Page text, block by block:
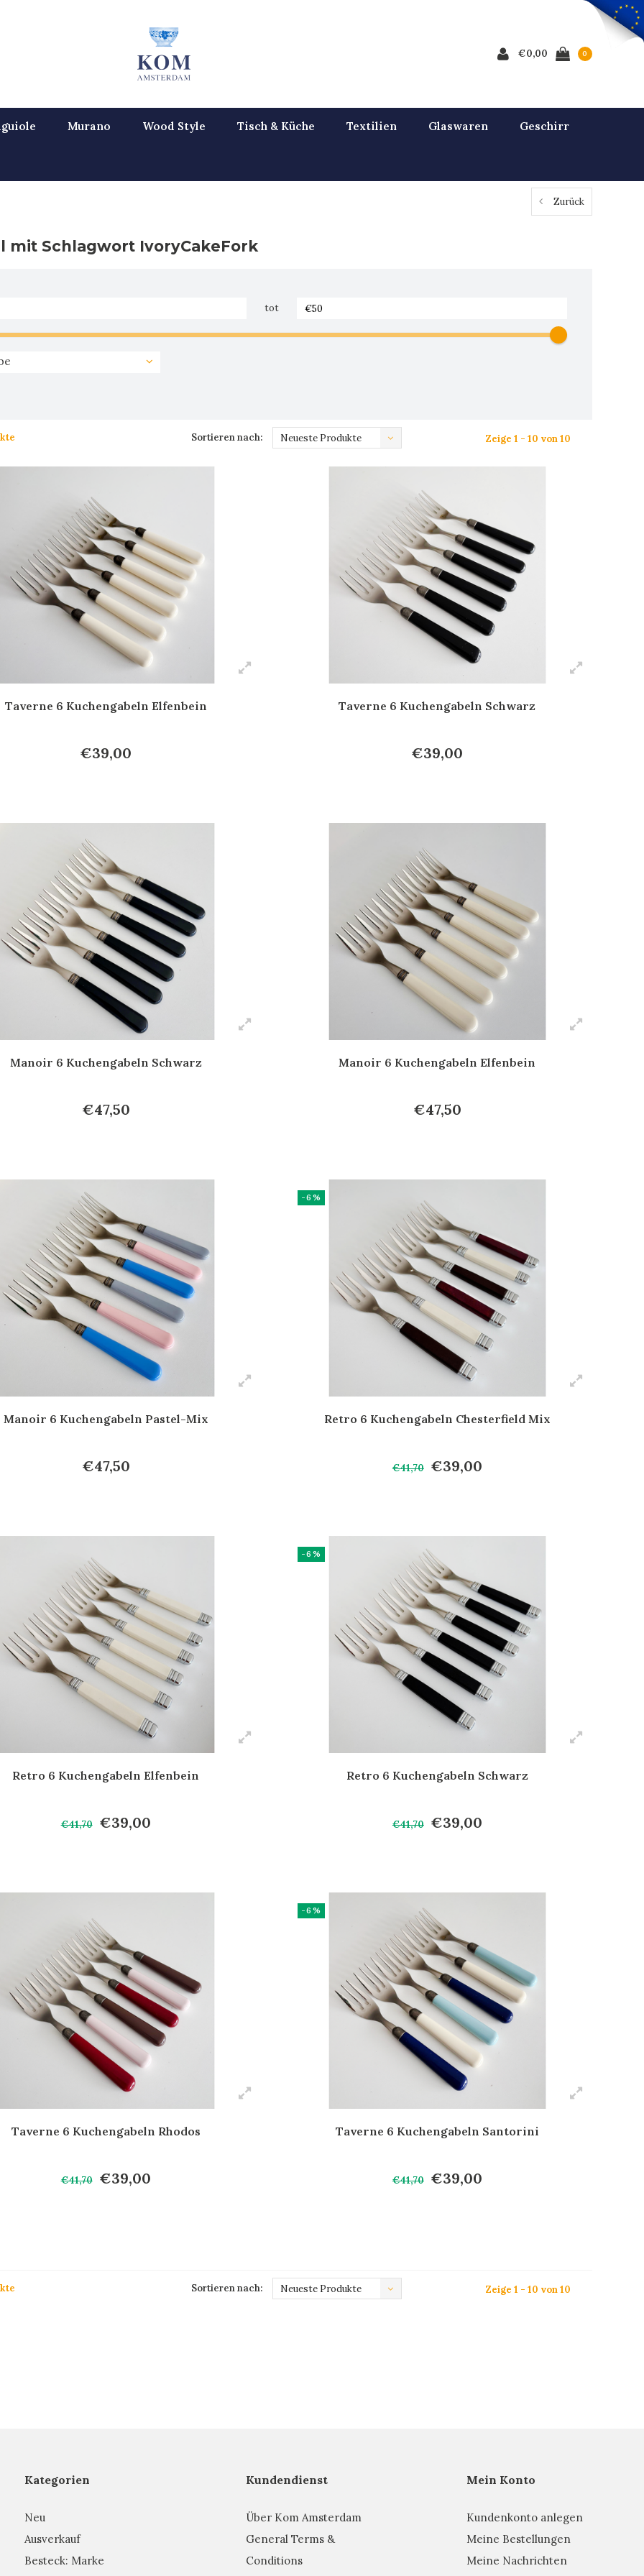
€0,00 0
Murano Wood Style Tisch & Küche Textilien Glaswaren Geschirr
Zurück
mit Schlagwort IvoryCakeFork
tot
Sortieren nach: Neueste Produkte Zeige 1 - 10 von 10
Taverne 6 Kuchengabeln Elfenbein
€39,00
Taverne 6 Kuchengabeln Schwarz
€39,00
Manoir 6 Kuchengabeln Schwarz
€47,50
Manoir 6 Kuchengabeln Elfenbein
€47,50
Manoir 6 Kuchengabeln Pastel-Mix
€47,50
-6%
Retro 6 Kuchengabeln Chesterfield Mix
€41,70 €39,00
Retro 6 Kuchengabeln Elfenbein
€41,70 €39,00
-6%
Retro 6 Kuchengabeln Schwarz
€41,70 €39,00
Taverne 6 Kuchengabeln Rhodos
€41,70 €39,00
-6%
Taverne 6 Kuchengabeln Santorini
€41,70 €39,00
Sortieren nach: Neueste Produkte Zeige 1 - 10 von 10
Kategorien
Neu
Ausverkauf
Besteck: Marke
Kundendienst
Über Kom Amsterdam
General Terms &
Conditions
Mein Konto
Kundenkonto anlegen
Meine Bestellungen
Meine Nachrichten